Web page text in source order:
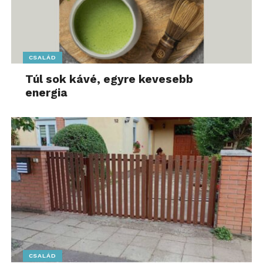
CSALÁD
Túl sok kávé, egyre kevesebb
energia
CSALÁD